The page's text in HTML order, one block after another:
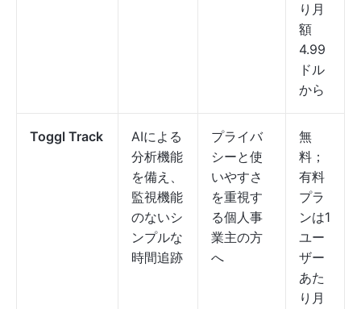
り月
額
4.99
ドル
から
Toggl Track
AIによる
分析機能
を備え、
監視機能
のないシ
ンプルな
時間追跡
プライバ
シーと使
いやすさ
を重視す
る個人事
業主の方
へ
無
料；
有料
プラ
ンは1
ユー
ザー
あた
り月